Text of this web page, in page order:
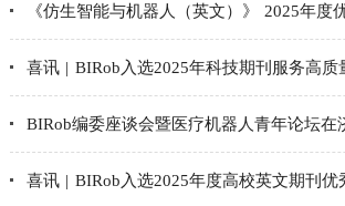
《仿生智能与机器人（英文）》 2025年度优秀
喜讯 | BIRob入选2025年科技期刊服务高质量创新发展
BIRob编委座谈会暨医疗机器人青年论坛在济南成
喜讯 | BIRob入选2025年度高校英文期刊优